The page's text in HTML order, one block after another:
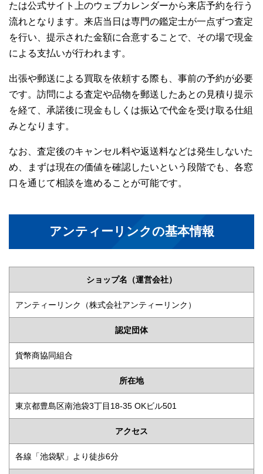
たは公式サイト上のウェブカレンダーから来店予約を行う
流れとなります。来店当日は専門の鑑定士が一点ずつ査定
を行い、提示された金額に合意することで、その場で現金
による支払いが行われます。
出張や郵送による買取を依頼する際も、事前の予約が必要
です。訪問による査定や品物を郵送したあとの見積り提示
を経て、承諾後に現金もしくは振込で代金を受け取る仕組
みとなります。
なお、査定後のキャンセル料や返送料などは発生しないた
め、まずは現在の価値を確認したいという段階でも、各窓
口を通じて相談を進めることが可能です。
アンティーリンクの基本情報
ショップ名（運営会社）
アンティーリンク（株式会社アンティーリンク）
認定団体
貨幣商協同組合
所在地
東京都豊島区南池袋3丁目18-35 OKビル501
アクセス
各線「池袋駅」より徒歩6分